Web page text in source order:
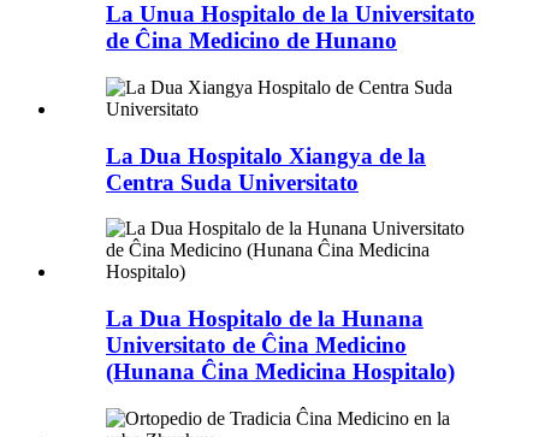
La Unua Hospitalo de la Universitato
de Ĉina Medicino de Hunano
La Dua Hospitalo Xiangya de la
Centra Suda Universitato
La Dua Hospitalo de la Hunana
Universitato de Ĉina Medicino
(Hunana Ĉina Medicina Hospitalo)